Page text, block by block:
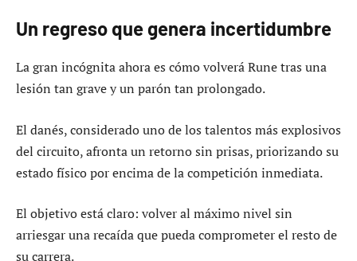
Un regreso que genera incertidumbre
La gran incógnita ahora es cómo volverá Rune tras una
lesión tan grave y un parón tan prolongado.
El danés, considerado uno de los talentos más explosivos
del circuito, afronta un retorno sin prisas, priorizando su
estado físico por encima de la competición inmediata.
El objetivo está claro: volver al máximo nivel sin
arriesgar una recaída que pueda comprometer el resto de
su carrera.